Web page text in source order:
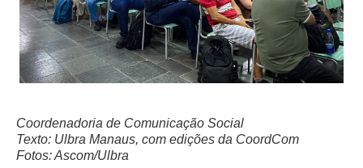
Calendário de Eventos passados
Calendário das Sessões
Calendário das Correições
Calendário de Suspensão
Certidões
Concursos
Coordenadoria de Comunicação Social
Texto: Ulbra Manaus, com edições da CoordCom
Fotos: Ascom/Ulbra